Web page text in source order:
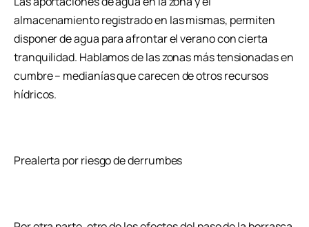
almacenamiento registrado en las mismas, permiten
disponer de agua para afrontar el verano con cierta
tranquilidad. Hablamos de las zonas más tensionadas en
cumbre – medianías que carecen de otros recursos
hídricos.
Prealerta por riesgo de derrumbes